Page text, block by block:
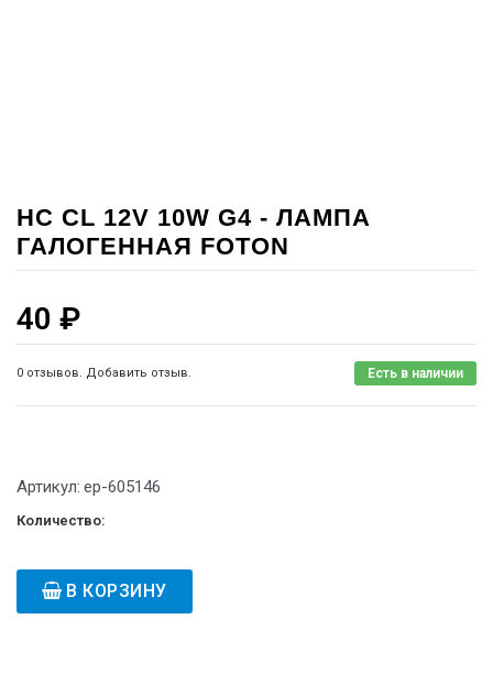
HC CL 12V 10W G4 - ЛАМПА
ГАЛОГЕННАЯ FOTON
40 ₽
0 отзывов. Добавить отзыв. Есть в наличии
Артикул: ep-605146
Количество:
В КОРЗИНУ